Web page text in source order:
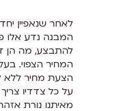
לאחר שנאפיין
המבנה נדע אלו
להתבצע, מה הן
המחיר הצפוי.
הצעת מחיר ללא
על כל צדדיו
מאיתנו נורת